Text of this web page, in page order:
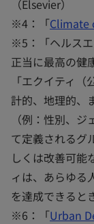
（Elsevier）
※4：「Climate
※5：「ヘルス
正当に最高の健
「エクイティ
計的、地理的、
（例：性別、
て定義されるグ
しくは改善可能
ィは、あらゆる
を達成できると
※6：「Urban